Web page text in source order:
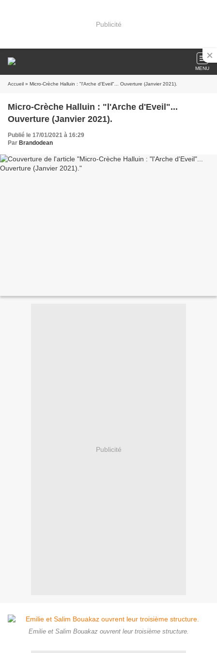
Publicité
MENU
Accueil » Micro-Crèche Halluin : "l'Arche d'Eveil"... Ouverture (Janvier 2021).
Micro-Crèche Halluin : "l'Arche d'Eveil"...
Ouverture (Janvier 2021).
Publié le 17/01/2021 à 16:29
Par Brandodean
Publicité
Emilie et Salim Bouakaz ouvrent leur troisième structure.